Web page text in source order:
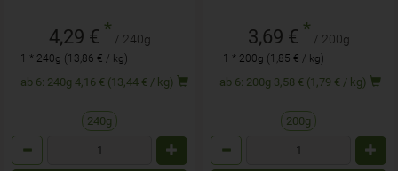
4,29 € * / 240g
1 * 240g (13,86 € / kg)
ab 6: 240g 4,16 € (13,44 € / kg)
240g
3,69 € * / 200g
1 * 200g (1,85 € / kg)
ab 6: 200g 3,58 € (1,79 € / kg)
200g